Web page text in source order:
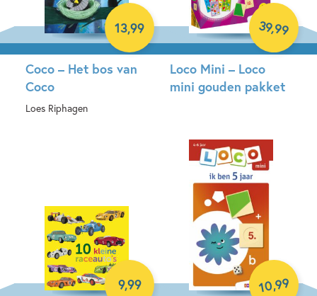
Coco – Het bos van
Coco
Loes Riphagen
13,99
Loco Mini – Loco
mini gouden pakket
39,99
9,99 10,99